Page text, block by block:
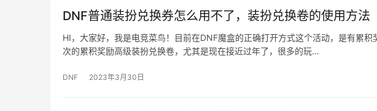
DNF普通装扮兑换券怎么用不了，装扮兑换卷的使用方法
HI，大家好，我是电竞菜鸟！目前在DNF魔盒的正确打开方式这个活动，是有累
次的累积奖励高级装扮兑换卷，尤其是现在接近过年了，很多的玩…
DNF 2023年3月30日